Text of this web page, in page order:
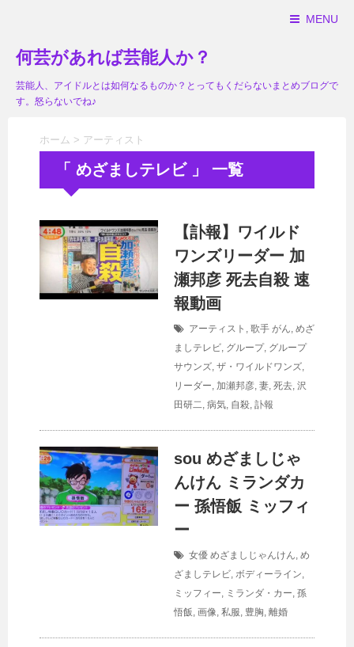
MENU
何芸があれば芸能人か？
芸能人、アイドルとは如何なるものか？とってもくだらないまとめブログで
す。怒らないでね♪
ホーム > アーティスト
「 めざましテレビ 」 一覧
【訃報】ワイルド
ワンズリーダー 加
瀬邦彦 死去自殺 速
報動画
アーティスト , 歌手 がん, めざ
ましテレビ, グループ, グループ
サウンズ, ザ・ワイルドワンズ,
リーダー, 加瀬邦彦, 妻, 死去, 沢
田研二, 病気, 自殺, 訃報
sou めざましじゃ
んけん ミランダカ
ー 孫悟飯 ミッフィ
ー
女優 めざましじゃんけん, め
ざましテレビ, ボディーライン,
ミッフィー, ミランダ・カー, 孫
悟飯, 画像, 私服, 豊胸, 離婚